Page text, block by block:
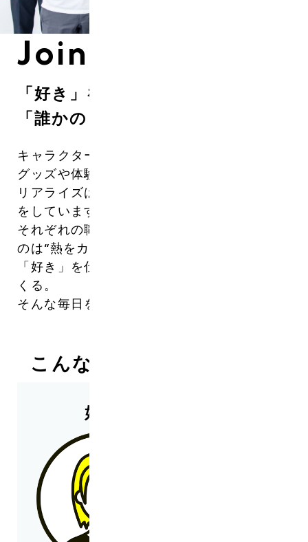
Join Us
「好き」を仕事に。
「誰かのときめき」をつくる。
キャラクターやブランドに“想い”を込めた
グッズや体験。
リアライズは、それらを世の中に届ける仕事
をしています。
それぞれの職種の役割は多彩でも、共通する
のは“熱をカタチにする力”。
「好き」を仕事に。「誰かのときめき」をつ
くる。
そんな毎日を、ここで一緒に始めませんか？
こんな人を求めています！
好奇心に溢れた方